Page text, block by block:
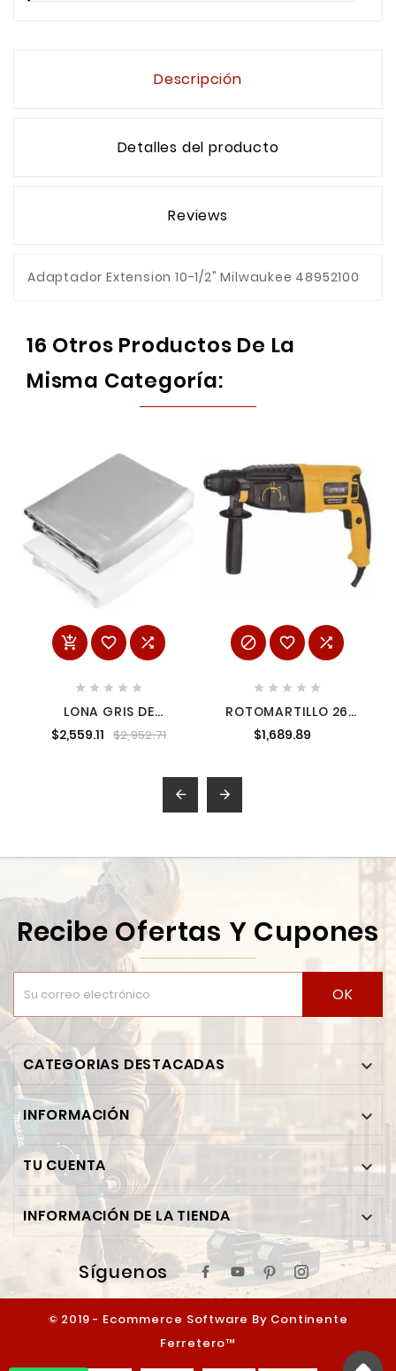
Descripción
Detalles del producto
Reviews
Adaptador Extension 10-1/2" Milwaukee 48952100
16 Otros Productos De La
Misma Categoría:
  
    
LONA GRIS DE
PLASTICO 12 X 12
METROS NEIKO 61643
$2,559.11 $2,952.71
  
    
ROTOMARTILLO 26
MM 800 W HOTECHE
P800305A
$1,689.89
 
Recibe Ofertas Y Cupones
OK
CATEGORIAS DESTACADAS 
INFORMACIÓN 
TU CUENTA 
INFORMACIÓN DE LA TIENDA 
Síguenos
© 2019 - Ecommerce Software By Continente
Ferretero™